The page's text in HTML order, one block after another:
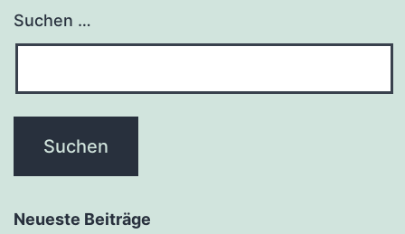
Suchen …
Neueste Beiträge